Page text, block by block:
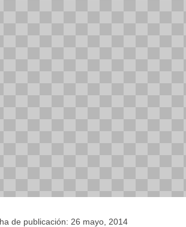
de publicación: 26 mayo, 2014